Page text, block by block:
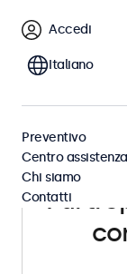
cavi video,
Filtro (0)
Accedi
Italiano
Preventivo
Centro assistenza
Chi siamo
Contatti